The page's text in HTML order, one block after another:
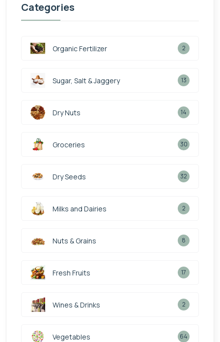
Categories
Organic Fertilizer 2
Sugar, Salt & Jaggery 13
Dry Nuts 14
Groceries 30
Dry Seeds 32
Milks and Dairies 2
Nuts & Grains 8
Fresh Fruits 17
Wines & Drinks 2
Vegetables 64